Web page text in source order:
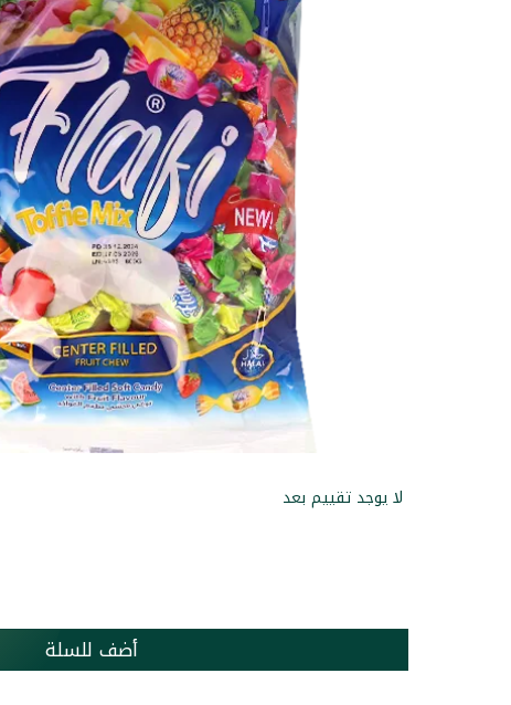
لا يوجد تقييم بعد
أضف للسلة